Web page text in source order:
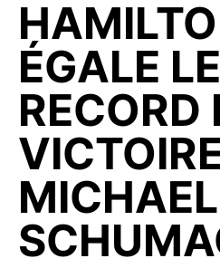
ÉGALE LE
RECORD
MICHAEL